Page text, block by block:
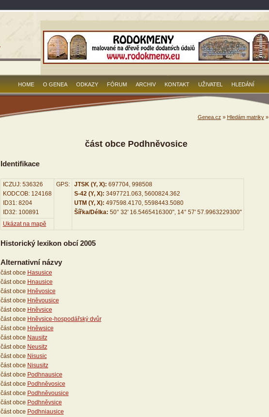
HOME O GENEA ODKAZY FÓRUM ARCHIV KONTAKT UŽIVATEL HLEDÁNÍ
Genea.cz » Hledám matriky»
část obce Podhněvosice
Identifikace
ICZUJ: 536326
KODCOB: 124168
ID31: 8204
ID32: 100891
GPS: JTSK (Y, X): 697704, 998508
S-42 (Y, X): 3497721.063, 5600824.362
UTM (Y, X): 497598.4170, 5598443.5080
Šířka/Délka: 50° 32' 16.5465416300", 14° 57' 57.9963229300"
Ukázat na mapě
Historický lexikon obcí 2005
Alternativní názvy
část obce Hasusice
část obce Hnausice
část obce Hněvosice
část obce Hněvousice
část obce Hněvsice
část obce Hněvsice-hospodářský dvůr
část obce Hněwsice
část obce Nausitz
část obce Neusitz
část obce Nisusic
část obce Nisusitz
část obce Podhnausice
část obce Podhněvosice
část obce Podhněvousice
část obce Podhněvsice
část obce Podhniausice